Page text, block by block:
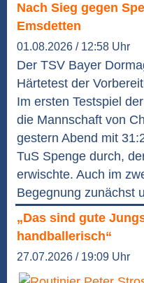
Nach Sieg gegen
Emsdetten
01.08.2026 / 12:58 Uhr
Der TSV Bayer
Härtetest der
Im ersten Testspiel
die Mannschaft von
gestern Abend mit
TuS Spenge durch,
erwischte. Auch im
Begegnung zunächst
„Das sind gute
handballerisch“
27.07.2026 / 19:09 Uhr